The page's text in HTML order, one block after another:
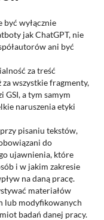
wyłącznie
jak ChatGPT, nie
ani być
za treść
wszystkie fragmenty,
GSI, a tym samym
naruszenia etyki
pisaniu tekstów,
do
ujawnienia, które
i w jakim zakresie
na daną pracę.
materiałów
lub modyfikowanych
badań danej pracy.